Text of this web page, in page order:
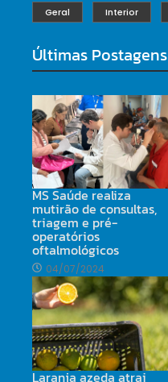
Geral Interior
Últimas Postagens
MS Saúde realiza
mutirão de consultas,
triagem e pré-
operatórios
oftalmológicos
04/07/2024
Laranja azeda atrai